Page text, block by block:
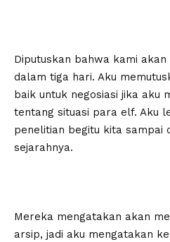
Diputuskan bahwa kami
dalam tiga hari. Aku
baik untuk negosiasi jika aku
tentang situasi para elf. Aku
penelitian begitu kita sampai
sejarahnya.
Mereka mengatakan akan
arsip, jadi aku mengatakan